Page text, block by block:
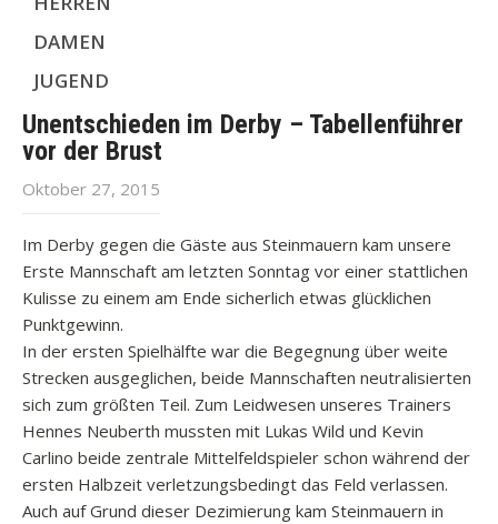
DAMEN
JUGEND
Unentschieden im Derby – Tabellenführer
vor der Brust
Oktober 27, 2015
Im Derby gegen die Gäste aus Steinmauern kam unsere
Erste Mannschaft am letzten Sonntag vor einer stattlichen
Kulisse zu einem am Ende sicherlich etwas glücklichen
Punktgewinn.
In der ersten Spielhälfte war die Begegnung über weite
Strecken ausgeglichen, beide Mannschaften neutralisierten
sich zum größten Teil. Zum Leidwesen unseres Trainers
Hennes Neuberth mussten mit Lukas Wild und Kevin
Carlino beide zentrale Mittelfeldspieler schon während der
ersten Halbzeit verletzungsbedingt das Feld verlassen.
Auch auf Grund dieser Dezimierung kam Steinmauern in